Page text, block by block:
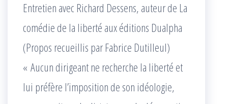
Entretien avec Richard Dessens, auteur de La
comédie de la liberté aux éditions Dualpha
(Propos recueillis par Fabrice Dutilleul)
« Aucun dirigeant ne recherche la liberté et
lui préfère l’imposition de son idéologie,